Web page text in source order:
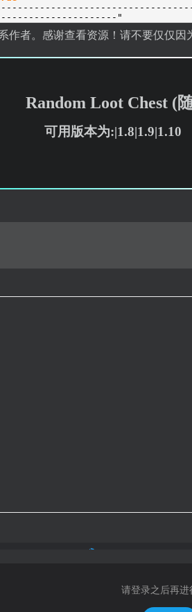
"
作者。感谢查看资源！请不要仅仅
Random Loot Chest (
可用版本为:|1.8|1.9|1.10
请登录之后再进